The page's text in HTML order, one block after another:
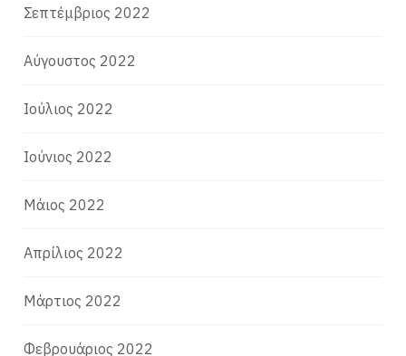
Σεπτέμβριος 2022
Αύγουστος 2022
Ιούλιος 2022
Ιούνιος 2022
Μάιος 2022
Απρίλιος 2022
Μάρτιος 2022
Φεβρουάριος 2022